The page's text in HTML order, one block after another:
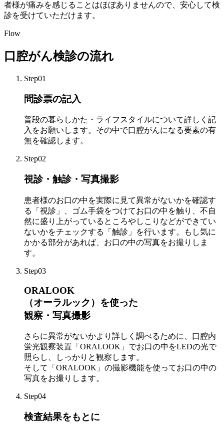
者様が痛みを感じることはほぼありませんので、安心して検
診を受けていただけます。
Flow
口腔がん検診の流れ
Step01
問診票の記入
普段の暮らしかた・ライフスタイルについて詳しく記
入をお願いします。その中で口腔がんになる要素の有
無を確認します。
Step02
視診・触診・写真撮影
患者様のお口の中を実際に見て異常がないかを確認す
る「視診」、ゴム手袋をつけてお口の中を触り、不自
然に盛り上がっているところやしこりなどができてい
ないかをチェックする「触診」を行います。もし気に
かかる部分があれば、お口の中の写真をお撮りしま
す。
Step03
ORALOOK
（オーラルック）を使った
観察・写真撮影
さらに異常がないかより詳しく調べるために、口腔内
蛍光観察装置「ORALOOK」でお口の中をLEDの光で
照らし、しっかりと観察します。
そして「ORALOOK」の撮影機能を使ってお口の中の
写真をお撮りします。
Step04
検査結果をもとに